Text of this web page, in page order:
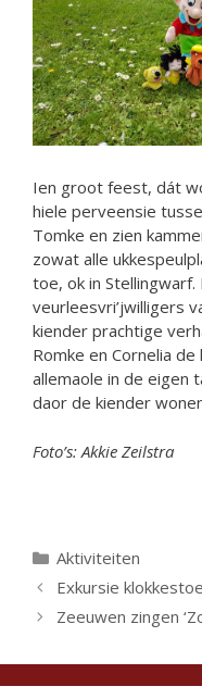
Ien groot feest, dát
hiele perveensie
Tomke en zien
zowat alle
toe, ok in
veurleesvri’jwilligers
kiender prachtige
Romke en Cornelia
allemaole in de eigen
daor de kiender
Foto’s: Akkie Zeilstra
Categorieën
Aktiviteiten
Exkursie
Zeeuwen zingen